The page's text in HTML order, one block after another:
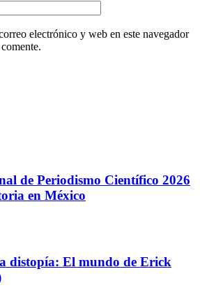
electrónico y web en este navegador
de Periodismo Científico 2026
en México
distopía: El mundo de Erick